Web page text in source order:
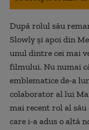
După rolul său
Slowly și apoi din
unul dintre cei mai
filmului. Nu numai
emblematice de-a
colaborator al lui
mai recent rol al
care i-a adus o altă